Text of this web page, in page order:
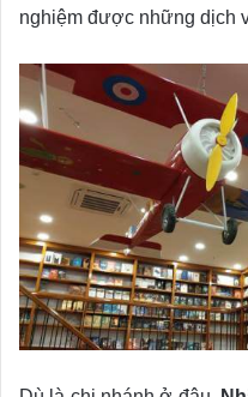
nghiệm được những dịch